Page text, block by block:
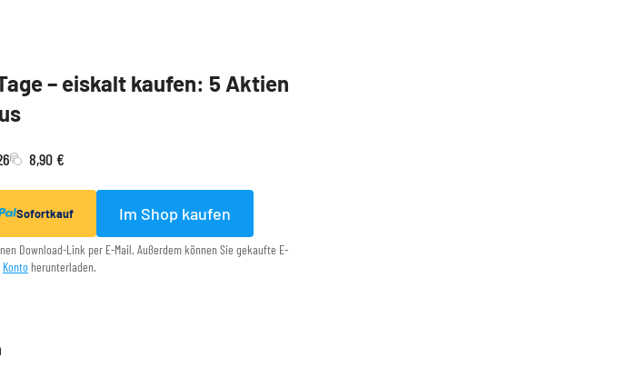
– eiskalt kaufen: 5 Aktien
8,90 €
Sofortkauf Im Shop kaufen
Download-Link per E-Mail. Außerdem können Sie gekaufte E-
Konto herunterladen.